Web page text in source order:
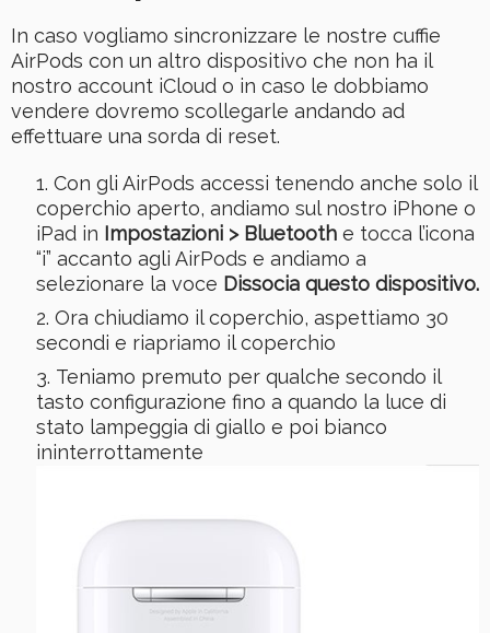
In caso vogliamo sincronizzare le nostre cuffie
AirPods con un altro dispositivo che non ha il
nostro account iCloud o in caso le dobbiamo
vendere dovremo scollegarle andando ad
effettuare una sorda di reset.
Con gli AirPods accessi tenendo anche solo il
coperchio aperto, andiamo sul nostro iPhone o
iPad in Impostazioni > Bluetoothe tocca l’icona
“i” accanto agli AirPods e andiamo a
selezionare la voce Dissocia questo dispositivo.
Ora chiudiamo il coperchio, aspettiamo 30
secondi e riapriamo il coperchio
Teniamo premuto per qualche secondo il
tasto configurazione fino a quando la luce di
stato lampeggia di giallo e poi bianco
ininterrottamente